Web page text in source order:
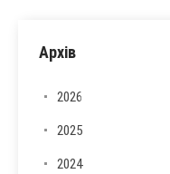
Архів
2026
2025
2024